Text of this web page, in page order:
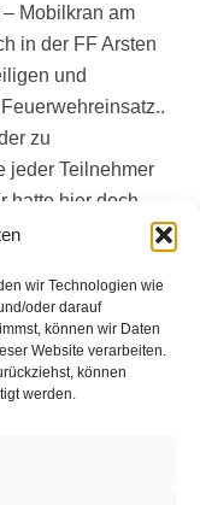
wir Technologien wie
oder darauf
können wir Daten
Website verarbeiten.
können
werden.
Mobilkran am
in der FF Arsten
und
zu
jeder Teilnehmer
hatte hier doch
Die
auch ausgiebig
bei der FF